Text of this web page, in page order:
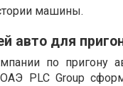
машины.
авто для
по пригону
PLC Group